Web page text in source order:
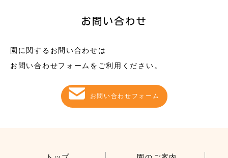
お問い合わせ
園に関するお問い合わせは
お問い合わせフォームをご利用ください。
お問い合わせフォーム